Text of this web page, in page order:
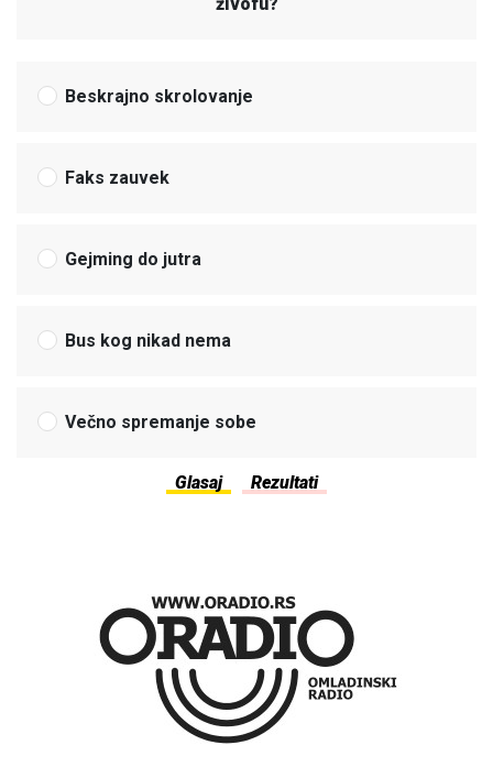
Beskrajno skrolovanje
Faks zauvek
Gejming do jutra
Bus kog nikad nema
Večno spremanje sobe